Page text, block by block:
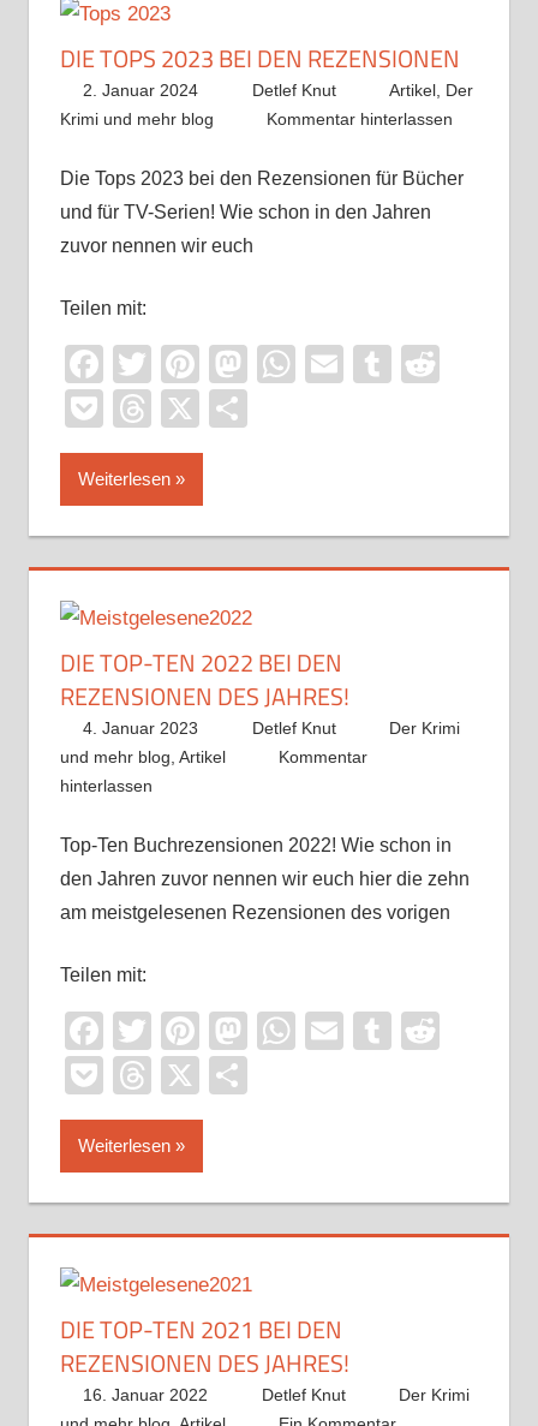
DIE TOPS 2023 BEI DEN REZENSIONEN
2. Januar 2024 Detlef Knut Artikel Der
Krimi und mehr blog
Kommentar hinterlassen
Die Tops 2023 bei den Rezensionen für Bücher
und für TV-Serien! Wie schon in den Jahren
zuvor nennen wir euch
Teilen mit:
Facebook
TwitterPinterest
Mastodon
WhatsApp
EmailTumblr
PocketThreads
X
Weiterlesen
DIE TOP-TEN 2022 BEI DEN
REZENSIONEN DES JAHRES!
4. Januar 2023 Detlef Knut
Der Krimi
und mehr blog Artikel
Kommentar
hinterlassen
Top-Ten Buchrezensionen 2022! Wie schon in
den Jahren zuvor nennen wir euch hier die zehn
am meistgelesenen Rezensionen des vorigen
Teilen mit:
Facebook
TwitterPinterest
Mastodon
WhatsApp
EmailTumblr
PocketThreads
X
Weiterlesen
DIE TOP-TEN 2021 BEI DEN
REZENSIONEN DES JAHRES!
16. Januar 2022 Detlef Knut
Der Krimi